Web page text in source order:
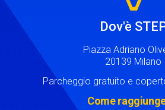
Dov'è
Piazza Adriano
20139 Milano
Parcheggio gratuito e
Come